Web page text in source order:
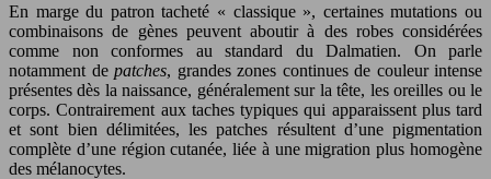
En marge du patron tacheté « classique », certaines mutations ou
combinaisons de gènes peuvent aboutir à des robes considérées
comme non conformes au standard du Dalmatien. On parle
notamment de patches, grandes zones continues de couleur intense
présentes dès la naissance, généralement sur la tête, les oreilles ou le
corps. Contrairement aux taches typiques qui apparaissent plus tard
et sont bien délimitées, les patches résultent d’une pigmentation
complète d’une région cutanée, liée à une migration plus homogène
des mélanocytes.